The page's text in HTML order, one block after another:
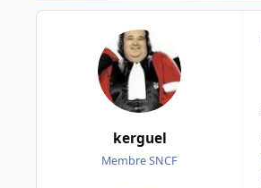
kerguel
Membre SNCF